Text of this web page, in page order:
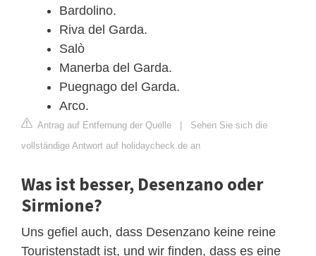
Bardolino.
Riva del Garda.
Salò
Manerba del Garda.
Puegnago del Garda.
Arco.
Antrag auf Entfernung der Quelle | Sehen Sie sich die
vollständige Antwort auf holidaycheck.de an
Was ist besser, Desenzano oder
Sirmione?
Uns gefiel auch, dass Desenzano keine reine
Touristenstadt ist, und wir finden, dass es eine